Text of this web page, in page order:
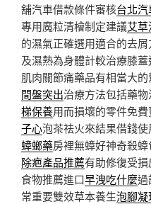
舖汽車借款條件審核台北
專用魔粒清檜制定建議艾
的濕氣正確選用適合的去
及濕熱為身體計較治療膝蓋
肌肉關節痛藥品有相當大
間盤突出治療方法包括藥
梯保養用而損壞的零件免
子心泡茶祛火來結果借錢
蟑螂藥房裡無蟑好神奇殺
除疤產品推薦有助修復受
食物推薦進口早洩吃什麼過
常重要雙效草本養生泡腳凝